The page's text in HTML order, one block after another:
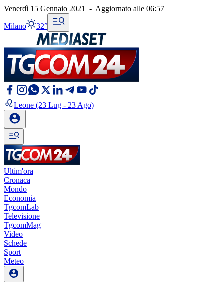
Venerdì 15 Gennaio 2021 - Aggiornato alle 06:57
Milano 32°
Leone (23 Lug - 23 Ago)
Ultim'ora
Cronaca
Mondo
Economia
TgcomLab
Televisione
TgcomMag
Video
Schede
Sport
Meteo